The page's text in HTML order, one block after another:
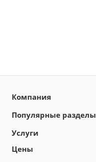
Компания
Популярные разделы
Услуги
Цены